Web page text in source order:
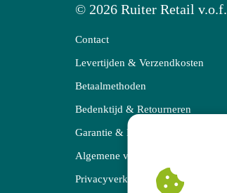
© 2026 Ruiter Retail v.o.f.
Contact
Levertijden & Verzendkosten
Betaalmethoden
Bedenktijd & Retourneren
Garantie & Klachten
Algemene voorwaarden
Privacyverklaring